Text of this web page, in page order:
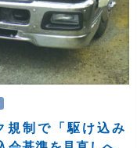
規制で「駆け込み